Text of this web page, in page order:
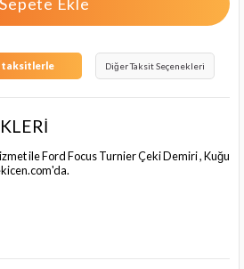
taksitlerle Diğer Taksit Seçenekleri
ile Ford Focus Turnier Çeki Demiri , Kuğu